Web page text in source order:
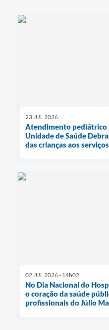
23 JUL 2026
Atendimento pediátrico
Unidade de Saúde
das crianças aos
02 JUL 2026 - 14h02
No Dia Nacional do
o coração da saúde
profissionais do Júlio